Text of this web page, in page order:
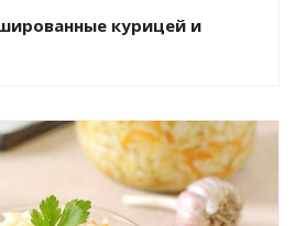
курицей и